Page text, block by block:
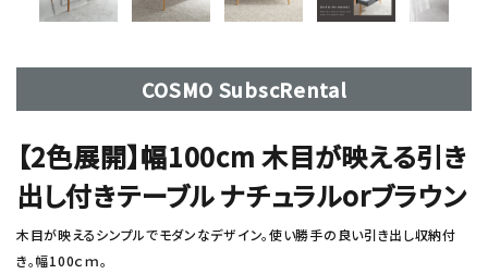
COSMO SubscRental
【2色展開】幅100cm 木目が映える引き
出し付きテーブル ナチュラルorブラウン
木目が映えるシンプルでモダンなデザイン。使い勝手の良い引き出し収納付
き。幅100ｃｍ。